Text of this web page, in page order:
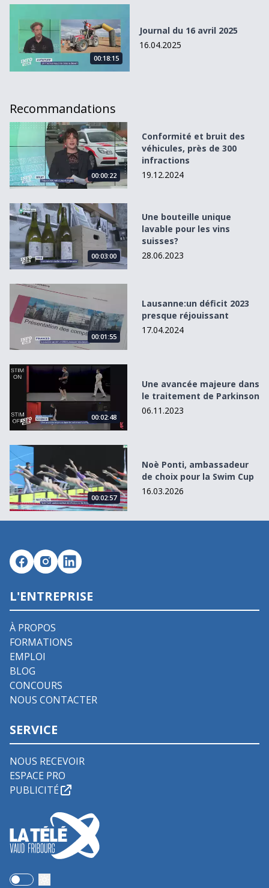
00:18:15
Journal du 16 avril 2025
16.04.2025
Recommandations
Conformité et bruit des véhicules, près de 300 infractions
00:00:22
Conformité et bruit des
véhicules, près de 300
infractions
19.12.2024
Une bouteille unique lavable pour les vins suisses?
00:03:00
Une bouteille unique
lavable pour les vins
suisses?
28.06.2023
Lausanne:un déficit 2023 presque réjouissant
00:01:55
Lausanne:un déficit 2023
presque réjouissant
17.04.2024
Une avancée majeure dans le traitement de Parkinson
00:02:48
Une avancée majeure dans
le traitement de Parkinson
06.11.2023
Noè Ponti, ambassadeur de choix pour la Swim Cup
00:02:57
Noè Ponti, ambassadeur
de choix pour la Swim Cup
16.03.2026
L'ENTREPRISE
À PROPOS
FORMATIONS
EMPLOI
BLOG
CONCOURS
NOUS CONTACTER
SERVICE
NOUS RECEVOIR
ESPACE PRO
PUBLICITÉ
Use setting